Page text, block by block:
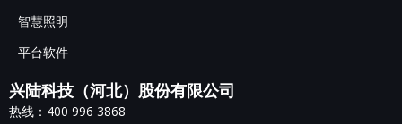
智慧照明
平台软件
兴陆科技（河北）股份有限公司
热线：400 996 3868